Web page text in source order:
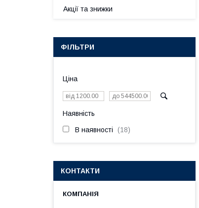
Акції та знижки
ФІЛЬТРИ
Ціна
Наявність
В наявності 18
КОНТАКТИ